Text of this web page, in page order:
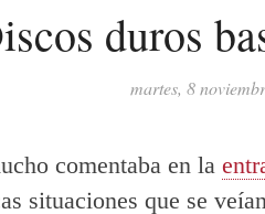
duros
martes, 8
comentaba en la
situaciones que se